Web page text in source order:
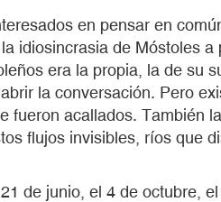
en pensar en
idiosincrasia de Móstoles
era la propia, la de su
la conversación. Pero
fueron acallados. También
flujos invisibles, ríos que
de junio, el 4 de octubre,